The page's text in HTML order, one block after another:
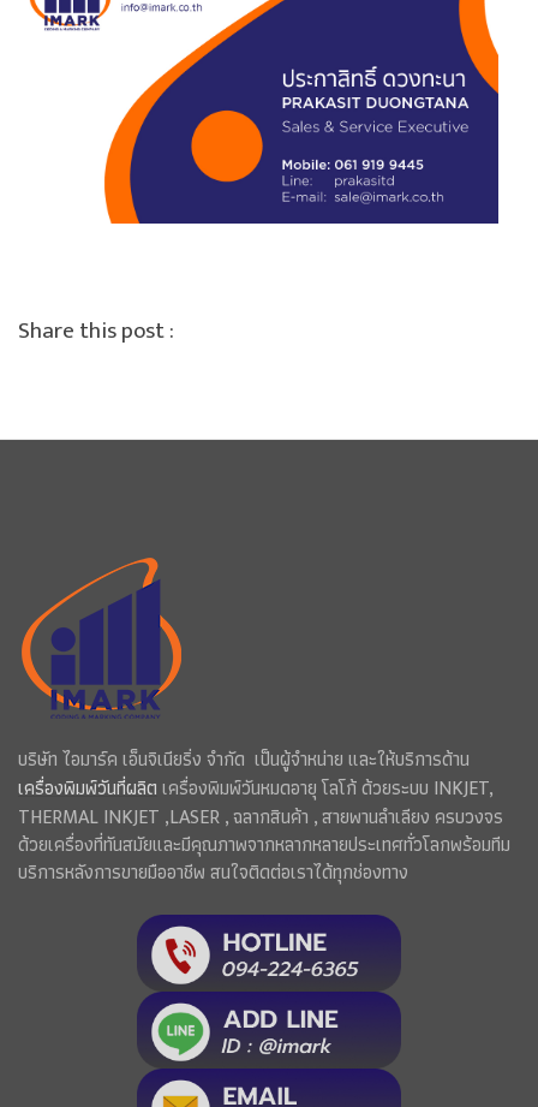
Share this post :
บริษัท ไอมาร์ค เอ็นจิเนียริ่ง จำกัด เป็นผู้จำหน่าย และให้บริการด้าน
เครื่องพิมพ์วันที่ผลิตเครื่องพิมพ์วันหมดอายุ โลโก้ ด้วยระบบ INKJET,
THERMAL INKJET ,LASER , ฉลากสินค้า , สายพานลำเลียง ครบวงจร
ด้วยเครื่องที่ทันสมัยและมีคุณภาพจากหลากหลายประเทศทั่วโลกพร้อมทีม
บริการหลังการขายมืออาชีพ สนใจติดต่อเราได้ทุกช่องทาง